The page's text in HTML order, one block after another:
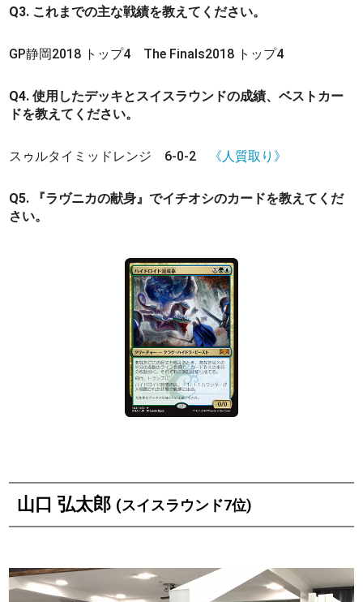
Q3. これまでの主な戦績を教えてください。
GP静岡2018 トップ4 The Finals2018 トップ4
Q4. 使用したデッキとスイスラウンドの成績、ベストカー
ドを教えてください。
スゥルタイミッドレンジ 6-0-2 《人質取り》
Q5. 『ラヴニカの献身』でイチオシのカードを教えてくだ
さい。
山口 弘太郎 (スイスラウンド7位)